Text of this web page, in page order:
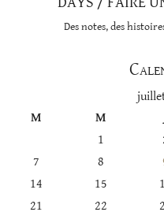
Des notes, des
M M
1
7 8
14 15
21 22